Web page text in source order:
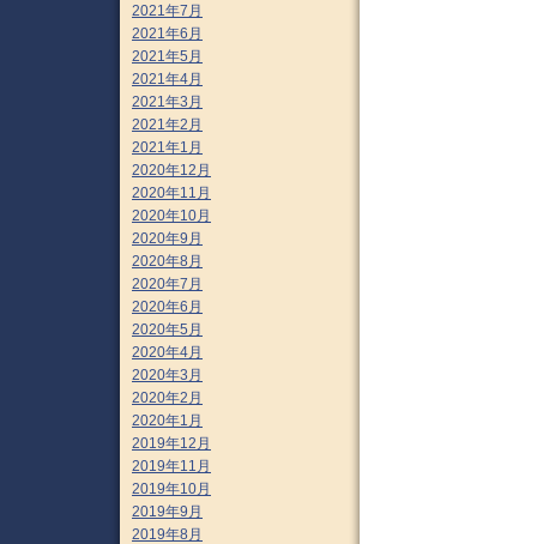
2021年7月
2021年6月
2021年5月
2021年4月
2021年3月
2021年2月
2021年1月
2020年12月
2020年11月
2020年10月
2020年9月
2020年8月
2020年7月
2020年6月
2020年5月
2020年4月
2020年3月
2020年2月
2020年1月
2019年12月
2019年11月
2019年10月
2019年9月
2019年8月